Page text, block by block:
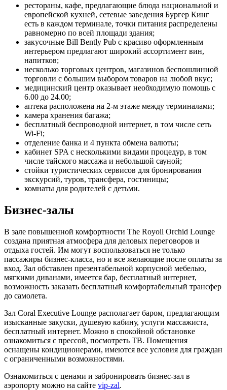
рестораны, кафе, предлагающие блюда национальной и
европейской кухней, сетевые заведения Бургер Кинг
есть в каждом терминале, точки питания распределены
равномерно по всей площади здания;
закусочные Bill Bently Pub с красиво оформленным
интерьером предлагают широкий ассортимент вин,
напитков;
несколько торговых центров, магазинов беспошлинной
торговли с большим выбором товаров на любой вкус;
медицинский центр оказывает необходимую помощь с
6.00 до 24.00;
аптека расположена на 2-м этаже между терминалами;
камера хранения багажа;
бесплатный беспроводной интернет, в том числе сеть
Wi-Fi;
отделение банка и 4 пункта обмена валюты;
кабинет SPA с несколькими видами процедур, в том
числе тайского массажа и небольшой сауной;
стойки туристических сервисов для бронирования
экскурсий, туров, трансфера, гостиницы;
комнаты для родителей с детьми.
Бизнес-залы
В зале повышенной комфортности The Royoil Orchid Lounge
создана приятная атмосфера для деловых переговоров и
отдыха гостей. Им могут воспользоваться не только
пассажиры бизнес-класса, но и все желающие после оплаты за
вход. Зал обставлен презентабельной корпусной мебелью,
мягкими диванами, имеется бар, бесплатный интернет,
возможность заказать бесплатный комфортабельный трансфер
до самолета.
Зал Coral Executive Lounge располагает баром, предлагающим
изысканные закуски, душевую кабину, услуги массажиста,
бесплатный интернет. Можно в спокойной обстановке
ознакомиться с прессой, посмотреть ТВ. Помещения
оснащены кондиционерами, имеются все условия для граждан
с ограниченными возможностями.
Ознакомиться с ценами и забронировать бизнес-зал в
аэропорту можно на сайте vip-zal.